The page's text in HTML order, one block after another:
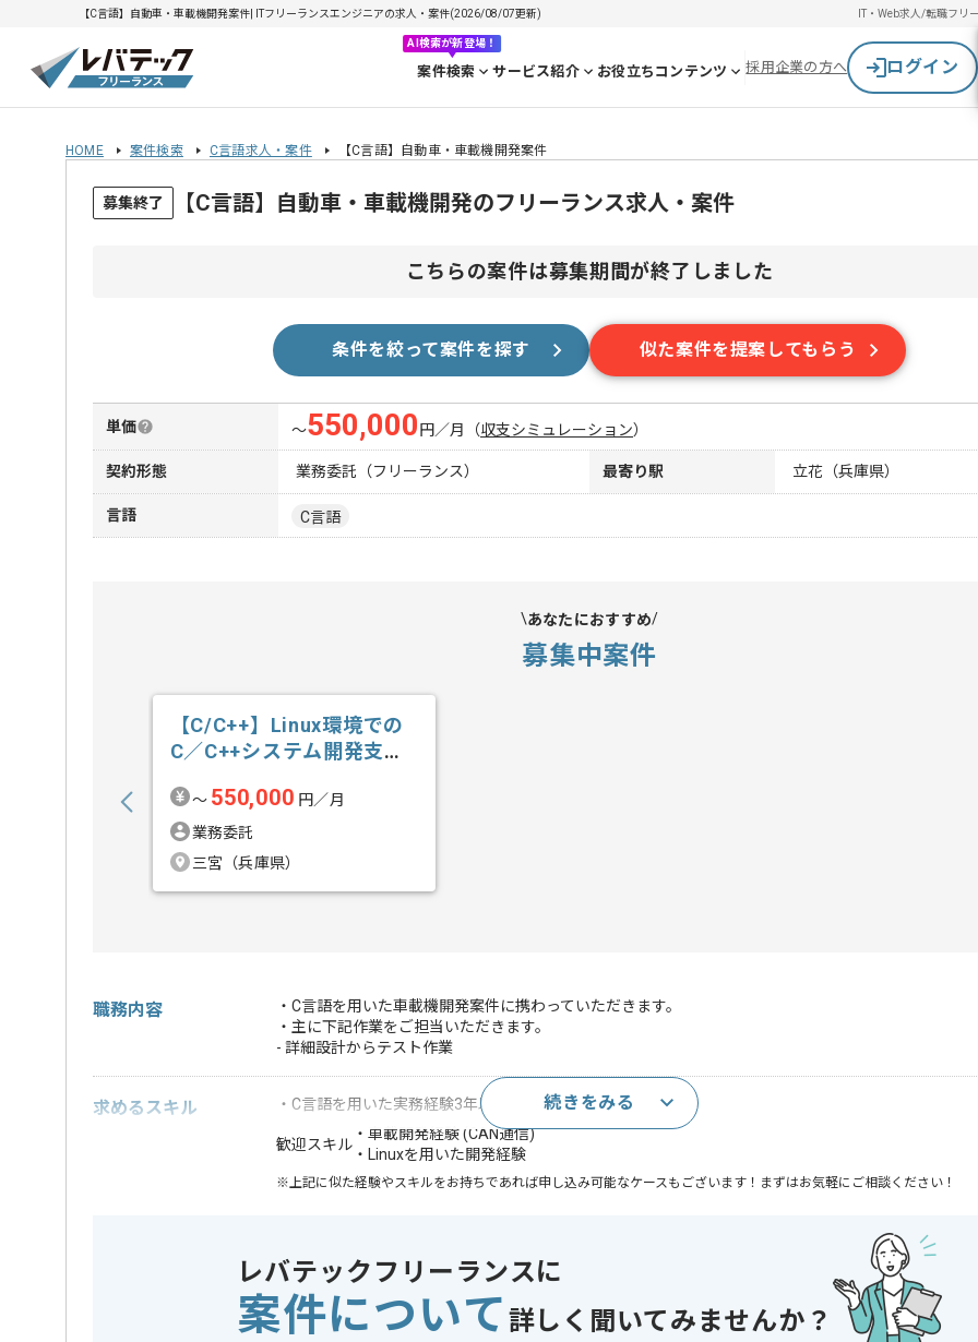
【C言語】自動車・車載機開発案件| ITフリーランスエンジニアの求人・案件(2026/08/07更新) IT・Web求人/転職フリ
AI検索が新登場！
案件検索 サービス紹介 お役立ちコンテンツ 採用企業の方へ ログイン
HOME 案件検索 C言語求人・案件 【C言語】自動車・車載機開発案件
募集終了 【C言語】自動車・車載機開発のフリーランス求人・案件
こちらの案件は募集期間が終了しました
条件を絞って案件を探す 似た案件を提案してもらう
単価 〜550,000 円／月 （収支シミュレーション）
契約形態 業務委託（フリーランス） 最寄り駅 立花（兵庫県）
言語 C言語
あなたにおすすめ
募集中案件
【C/C++】Linux環境での
C／C++システム開発支援
〜 550,000 円／月
業務委託
三宮（兵庫県）
職務内容
・C言語を用いた車載機開発案件に携わっていただきます。
・主に下記作業をご担当いただきます。
- 詳細設計からテスト作業
求めるスキル ・C言語を用いた実務経験3年以上
歓迎スキル
・車載開発経験 (CAN通信)
・Linuxを用いた開発経験
※上記に似た経験やスキルをお持ちであれば申し込み可能なケースもございます！まずはお気軽にご相談ください！
精算条件
有
精算基準時間
140時間〜180時間
続きをみる
レバテックフリーランスに
案件について 詳しく聞いてみませんか？